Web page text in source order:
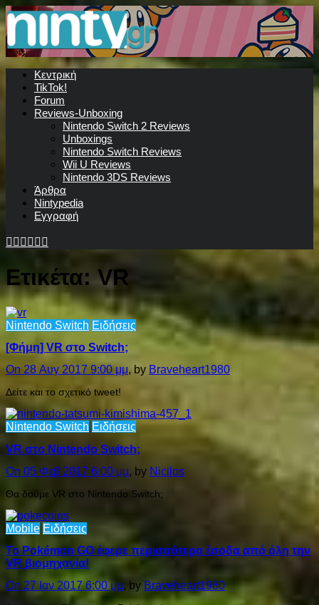
Κεντρική
TikTok!
Forum
Reviews-Unboxing
Nintendo Switch 2 Reviews
Unboxings
Nintendo Switch Reviews
Wii U Reviews
Nintendo 3DS Reviews
Άρθρα
Nintypedia
Εγγραφή
Ετικέτα:VR
Nintendo Switch Ειδήσεις
[Φήμη] VR στο Switch;
On 28 Αυγ 2017 9:00 μμ, by Braveheart1980
Δείτε και το σχετικό tweet!
Nintendo Switch Ειδήσεις
VR στο Nintendo Switch;
On 05 Φεβ 2017 6:00 μμ, by Nicilos
Θα δούμε VR στο Nintendo Switch;
Mobile Ειδήσεις
To Pokémon GO έφερε περισσότερα έσοδα από όλη την
VR βιομηχανία!
On 27 Ιαν 2017 6:00 μμ, by Braveheart1980